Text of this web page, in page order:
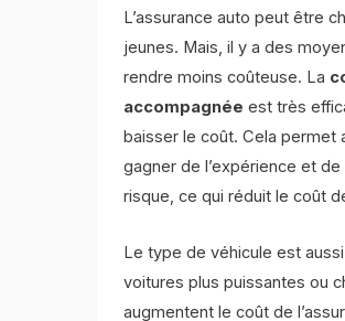
L’assurance auto peut être
jeunes. Mais, il y a des
rendre moins coûteuse. La
accompagnée est très
baisser le coût. Cela permet
gagner de l’expérience et de
risque, ce qui réduit le coût
Le type de véhicule est
voitures plus puissantes ou
augmentent le coût de